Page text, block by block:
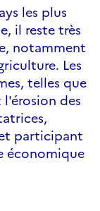
les plus
il reste très
notamment
Les
telles que
l'érosion des
participant
économique